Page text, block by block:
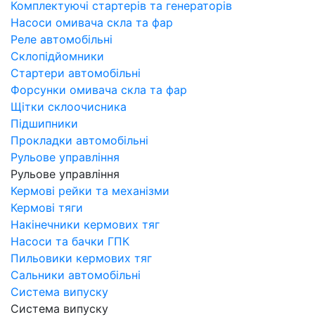
Комплектуючі стартерів та генераторів
Насоси омивача скла та фар
Реле автомобільні
Склопідйомники
Стартери автомобільні
Форсунки омивача скла та фар
Щітки склоочисника
Підшипники
Прокладки автомобільні
Рульове управління
Рульове управління
Кермові рейки та механізми
Кермові тяги
Накінечники кермових тяг
Насоси та бачки ГПК
Пильовики кермових тяг
Сальники автомобільні
Система випуску
Система випуску